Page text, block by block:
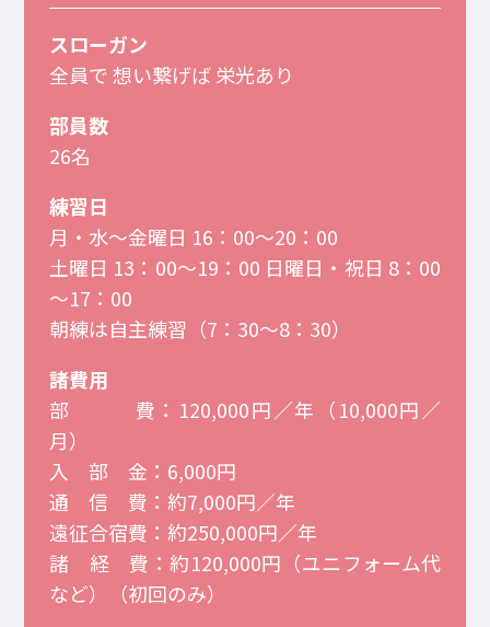
スローガン
全員で 想い繋げば 栄光あり
部員数
26名
練習日
月・水～金曜日 16：00～20：00
土曜日 13：00～19：00 日曜日・祝日 8：00
～17：00
朝練は自主練習（7：30～8：30）
諸費用
部 費：120,000円／年（10,000円／
月）
入 部 金：6,000円
通 信 費：約7,000円／年
遠征合宿費：約250,000円／年
諸 経 費：約120,000円（ユニフォーム代
など）（初回のみ）